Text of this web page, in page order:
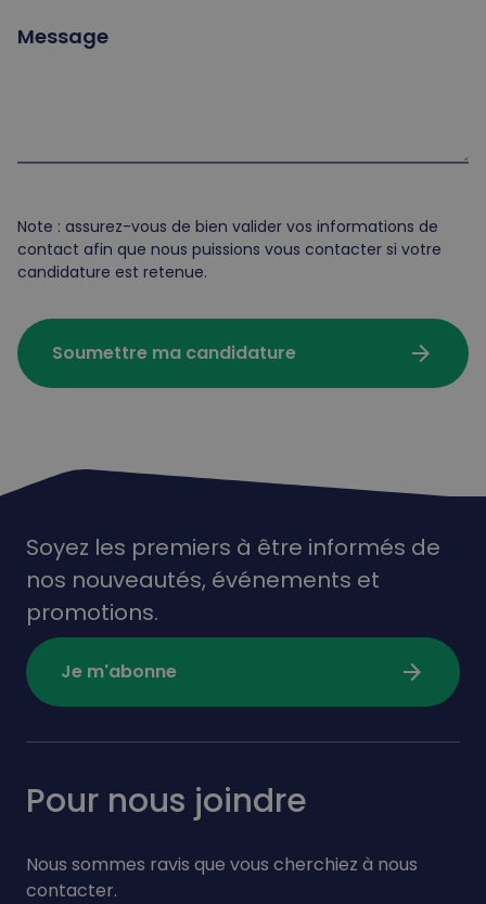
Message
Note : assurez-vous de bien valider vos informations de
contact afin que nous puissions vous contacter si votre
candidature est retenue.
Soumettre ma candidature arrow_forward
Soyez les premiers à être informés de
nos nouveautés, événements et
promotions.
Je m'abonne arrow_forward
Pour nous joindre
Nous sommes ravis que vous cherchiez à nous
contacter.